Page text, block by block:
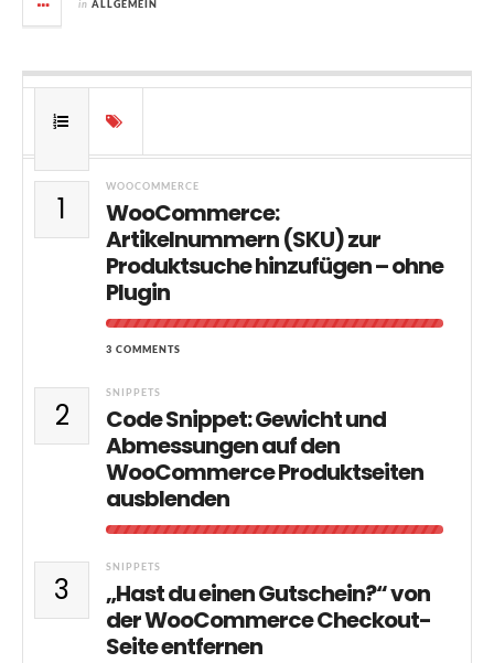
in ALLGEMEIN
1
WOOCOMMERCE
WooCommerce:
Artikelnummern (SKU) zur
Produktsuche hinzufügen – ohne
Plugin
3 COMMENTS
2
SNIPPETS
Code Snippet: Gewicht und
Abmessungen auf den
WooCommerce Produktseiten
ausblenden
3
SNIPPETS
„Hast du einen Gutschein?“ von
der WooCommerce Checkout-
Seite entfernen